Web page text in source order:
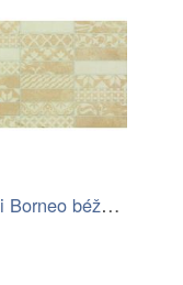
Dekor Multi Borneo béžová patchwork…